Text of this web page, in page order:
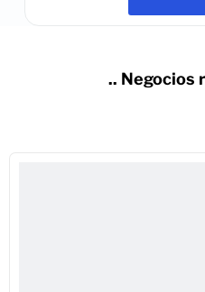
.. Negocios